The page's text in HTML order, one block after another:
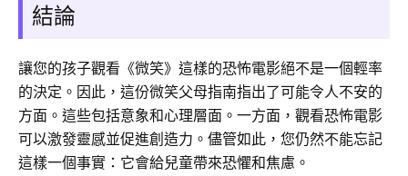
結論
讓您的孩子觀看《微笑》這樣的恐怖電影絕不是一個輕率
的決定。因此，這份微笑父母指南指出了可能令人不安的
方面。這些包括意象和心理層面。一方面，觀看恐怖電影
可以激發靈感並促進創造力。儘管如此，您仍然不能忘記
這樣一個事實：它會給兒童帶來恐懼和焦慮。